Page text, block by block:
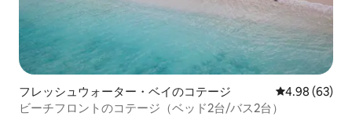
フレッシュウォーター・ベイのコテージ レビュー63
4.98 (63)
ビーチフロントのコテージ（ベッド2台/バス2台）